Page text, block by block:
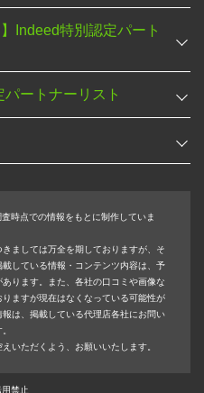
Indeed特別認定パート
ートナーリスト
時点での情報をもとに制作していま
ましては万全を期しておりますが、そ
している情報・コンテンツ内容は、予
ります。また、各社の口コミや画像な
ますが現在はなくなっている可能性が
は、掲載している代理店各社にお問い
いただくよう、お願いいたします。
禁止